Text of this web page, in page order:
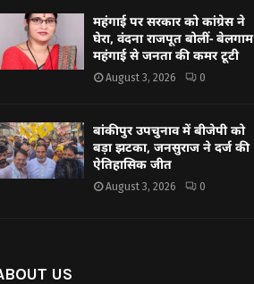
महंगाई पर सरकार को कांग्रेस ने
घेरा, वंदना राजपूत बोलीं- बेलगाम
महंगाई से जनता की कमर टूटी
August 3, 2026 0
बांकीपुर उपचुनाव में बीजेपी को
बड़ा झटका, जनसुराज ने दर्ज की
ऐतिहासिक जीत
August 3, 2026 0
US